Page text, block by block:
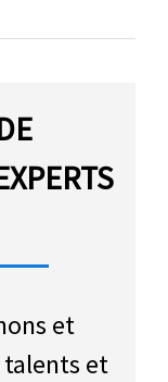
et
talents et